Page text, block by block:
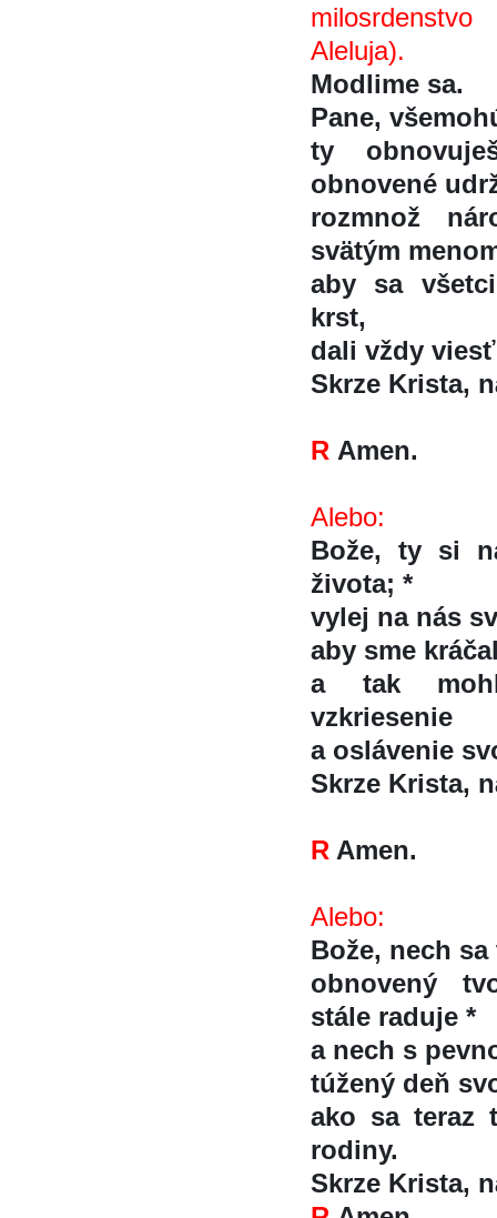
Aleluja).
Modlime sa.
Pane,
ty
obnovené
rozmnož
svätým
aby sa
krst,
dali vždy
Skrze Krista,
R Amen.
Alebo:
Bože, ty si
života; *
vylej na nás
aby sme
a tak
vzkriesenie
a oslávenie
Skrze Krista,
R Amen.
Alebo:
Bože, nech
obnovený
stále raduje *
a nech s
túžený deň
ako sa teraz
rodiny.
Skrze Krista,